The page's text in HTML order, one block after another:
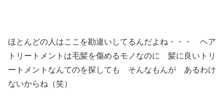
ほとんどの人はここを勘違いしてるんだよね・・・ ヘア
トリートメントは毛髪を傷めるモノなのに 髪に良いトリ
ートメントなんてのを探しても そんなもんが あるわけ
ないからね（笑）